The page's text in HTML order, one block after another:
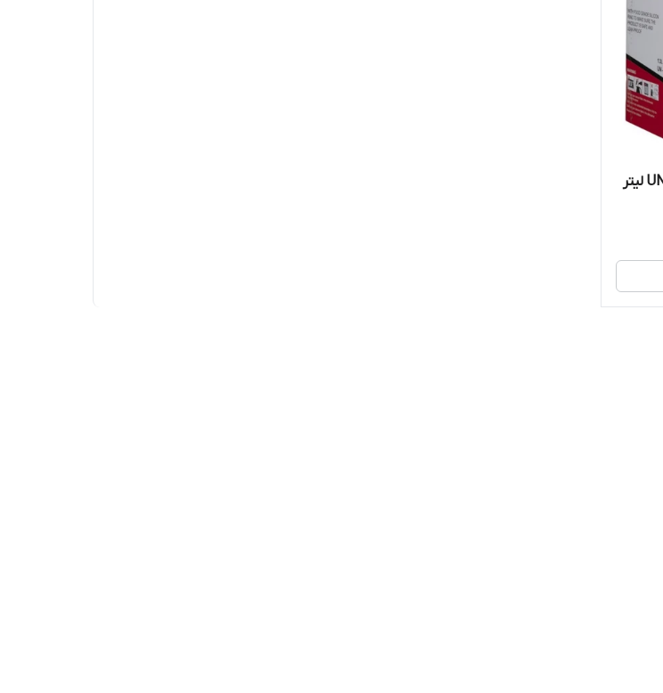
فلاسک دوقلو یونیک مدلUN9030 لیتر